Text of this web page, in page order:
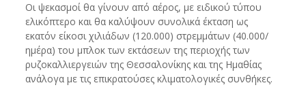
Οι ψεκασμοί θα γίνουν από αέρος, με ειδικού τύπου
ελικόπτερο και θα καλύψουν συνολικά έκταση ως
εκατόν είκοσι χιλιάδων (120.000) στρεμμάτων (40.000/
ημέρα) του μπλοκ των εκτάσεων της περιοχής των
ρυζοκαλλιεργειών της Θεσσαλονίκης και της Ημαθίας
ανάλογα με τις επικρατούσες κλιματολογικές συνθήκες.